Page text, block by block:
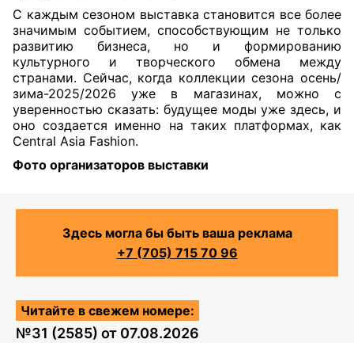
С каждым сезоном выставка становится все более
значимым событием, способствующим не только
развитию бизнеса, но и формированию
культурного и творческого обмена между
странами. Сейчас, когда коллекции сезона осень/
зима-2025/2026 уже в магазинах, можно с
уверенностью сказать: будущее моды уже здесь, и
оно создается именно на таких платформах, как
Central Asia Fashion.
Фото организаторов выставки
Здесь могла бы быть ваша реклама
+7 (705) 715 70 96
Читайте в свежем номере:
№31 (2585) от 07.08.2026